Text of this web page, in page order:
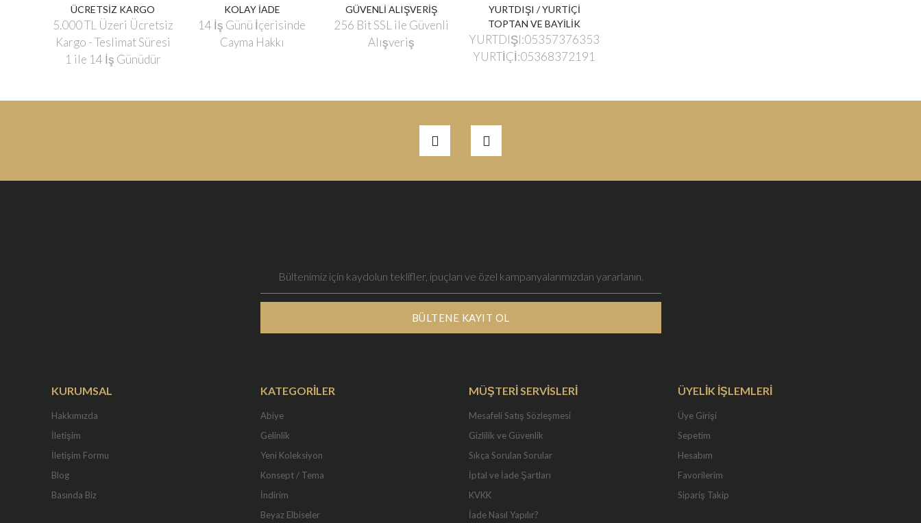
ÜCRETSİZ KARGO
5.000 TL Üzeri Ücretsiz
Kargo - Teslimat Süresi
1 ile 14 İş Günüdür
KOLAY İADE
14 İş Günü İçerisinde
Cayma Hakkı
GÜVENLİ ALIŞVERİŞ
256 Bit SSL ile Güvenli
Alışveriş
YURTDIŞI / YURTİÇİ
TOPTAN VE BAYİLİK
YURTDIŞI:05357376353
YURTİÇİ:05368372191
BÜLTENE KAYIT OL
KURUMSAL
Hakkımızda
İletişim
İletişim Formu
Blog
Basında Biz
KATEGORİLER
Abiye
Gelinlik
Yeni Koleksiyon
Konsept / Tema
İndirim
Beyaz Elbiseler
MÜŞTERİ SERVİSLERİ
Mesafeli Satış Sözleşmesi
Gizlilik ve Güvenlik
Sıkça Sorulan Sorular
İptal ve İade Şartları
KVKK
İade Nasıl Yapılır?
ÜYELİK İŞLEMLERİ
Üye Girişi
Sepetim
Hesabım
Favorilerim
Sipariş Takip